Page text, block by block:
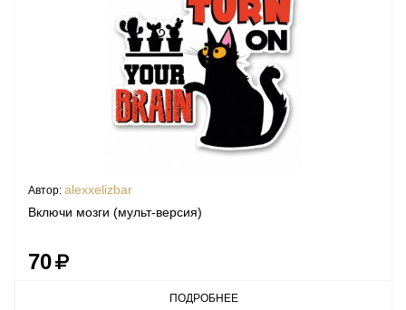
Автор: alexxelizbar
Включи мозги (мульт-версия)
70
ПОДРОБНЕЕ